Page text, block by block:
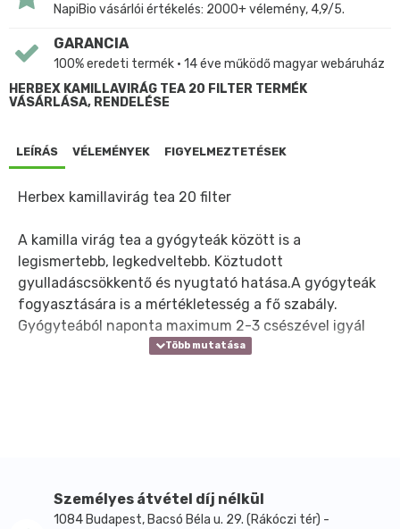
NapiBio vásárlói értékelés: 2000+ vélemény, 4,9/5.
GARANCIA
100% eredeti termék • 14 éve működő magyar webáruház
HERBEX KAMILLAVIRÁG TEA 20 FILTER TERMÉK
VÁSÁRLÁSA, RENDELÉSE
LEÍRÁS VÉLEMÉNYEK FIGYELMEZTETÉSEK
Herbex kamillavirág tea 20 filter
A kamilla virág tea a gyógyteák között is a
legismertebb, legkedveltebb. Köztudott
gyulladáscsökkentő és nyugtató hatása.A gyógyteák
fogyasztására is a mértékletesség a fő szabály.
Gyógyteából naponta maximum 2-3 csészével igyál
Személyes átvétel díj nélkül
1084 Budapest, Bacsó Béla u. 29. (Rákóczi tér) -